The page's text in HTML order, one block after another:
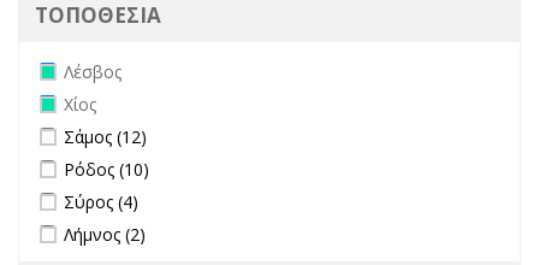
ΤΟΠΟΘΕΣΙΑ
Remove Λέσβος filter
Λέσβος
Remove Χίος filter
Χίος
Apply Σάμος filter
Σάμος (12)
Apply Ρόδος filter
Ρόδος (10)
Apply Σύρος filter
Σύρος (4)
Apply Λήμνος filter
Λήμνος (2)